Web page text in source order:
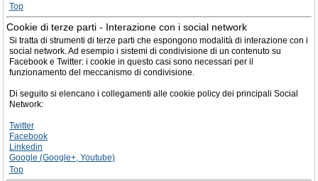
Top
Cookie di terze parti - Interazione con i social network
Si tratta di strumenti di terze parti che espongono modalità di interazione con i
social network. Ad esempio i sistemi di condivisione di un contenuto su
Facebook e Twitter: i cookie in questo casi sono necessari per il
funzionamento del meccanismo di condivisione.
Di seguito si elencano i collegamenti alle cookie policy dei principali Social
Network:
Twitter
Facebook
Linkedin
Google (Google+, Youtube)
Top